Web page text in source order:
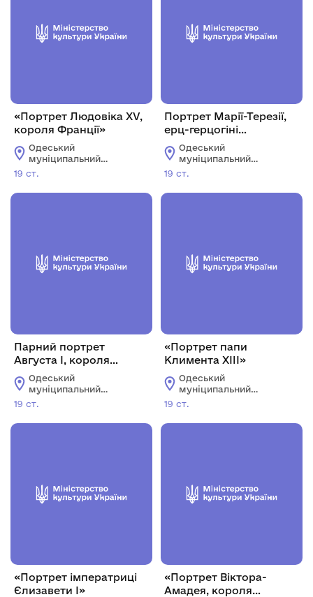
«Портрет Людовіка ХV,
короля Франції»
Одеський
муніципальний
музей особистих
Блещунова
19 ст.
Портрет Марії-Терезії,
ерц-герцогіні
Австрійської
Одеський
муніципальний
музей особистих
Блещунова
19 ст.
Парний портрет
Августа I, короля
Польщі та Фрідріха,
короля Прусії»
Одеський
муніципальний
музей особистих
Блещунова
19 ст.
«Портрет папи
Климента XIII»
Одеський
муніципальний
музей особистих
Блещунова
19 ст.
«Портрет імператриці
Єлизавети І»
«Портрет Віктора-
Амадея, короля